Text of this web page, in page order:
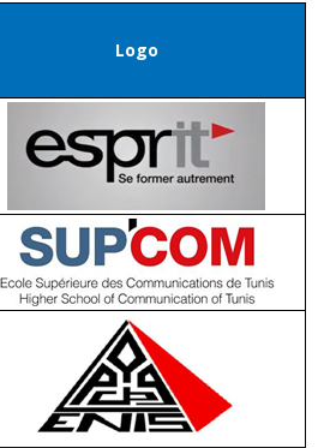
Logo